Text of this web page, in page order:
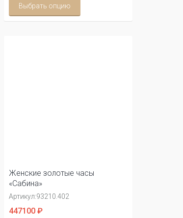
Выбрать опцию
Женские золотые часы
«Сабина»
Артикул:93210.402
447100 ₽